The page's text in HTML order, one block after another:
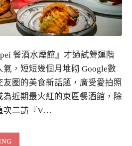
餐酒水煙館』才過試營運階
，短短幾個月堆砌 Google數
友圈的美食新話題，廣受愛拍照
近期最火紅的東區餐酒館，除
次二訪『V…